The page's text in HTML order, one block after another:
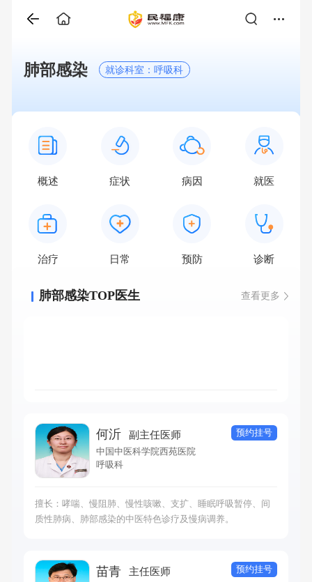
肺部感染 就诊科室：呼吸科
概述 症状 病因 就医
治疗 日常 预防 诊断
肺部感染TOP医生 查看更多
何沂 副主任医师
中国中医科学院西苑医院
呼吸科
预约挂号
擅长：哮喘、慢阻肺、慢性咳嗽、支扩、睡眠呼吸暂停、间
质性肺病、肺部感染的中医特色诊疗及慢病调养。
苗青 主任医师 预约挂号